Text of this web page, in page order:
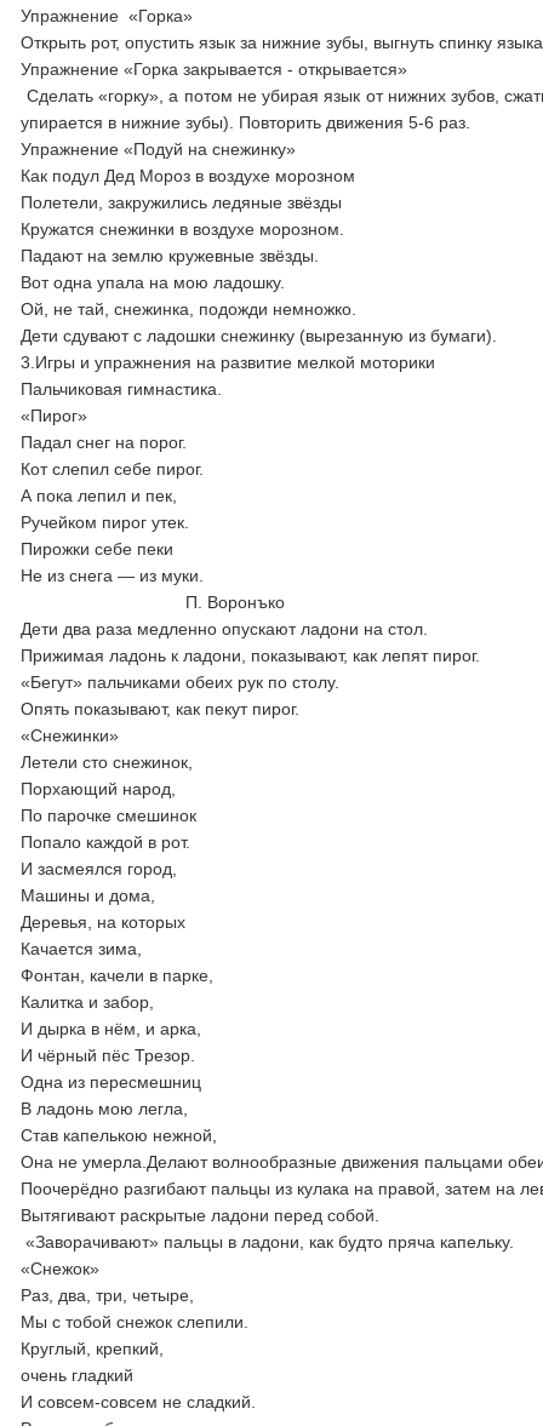
Упражнение «Горка»
Открыть рот, опустить язык за нижние зубы, выгнуть спинку
Упражнение «Горка закрывается - открывается»
Сделать «горку», а потом не убирая язык от нижних зубов,
упирается в нижние зубы). Повторить движения 5-6 раз.
Упражнение «Подуй на снежинку»
Как подул Дед Мороз в воздухе морозном
Полетели, закружились ледяные звёзды
Кружатся снежинки в воздухе морозном.
Падают на землю кружевные звёзды.
Вот одна упала на мою ладошку.
Ой, не тай, снежинка, подожди немножко.
Дети сдувают с ладошки снежинку (вырезанную из бумаги).
3.Игры и упражнения на развитие мелкой моторики
Пальчиковая гимнастика.
«Пирог»
Падал снег на порог.
Кот слепил себе пирог.
А пока лепил и пек,
Ручейком пирог утек.
Пирожки себе пеки
Не из снега — из муки.
П. Воронъко
Дети два раза медленно опускают ладони на стол.
Прижимая ладонь к ладони, показывают, как лепят пирог.
«Бегут» пальчиками обеих рук по столу.
Опять показывают, как пекут пирог.
«Снежинки»
Летели сто снежинок,
Порхающий народ,
По парочке смешинок
Попало каждой в рот.
И засмеялся город,
Машины и дома,
Деревья, на которых
Качается зима,
Фонтан, качели в парке,
Калитка и забор,
И дырка в нём, и арка,
И чёрный пёс Трезор.
Одна из пересмешниц
В ладонь мою легла,
Став капелькою нежной,
Она не умерла.Делают волнообразные движения пальцами
Поочерёдно разгибают пальцы из кулака на правой, затем на
Вытягивают раскрытые ладони перед собой.
«Заворачивают» пальцы в ладони, как будто пряча капельку.
«Снежок»
Раз, два, три, четыре,
Мы с тобой снежок слепили.
Круглый, крепкий,
очень гладкий
И совсем-совсем не сладкий.